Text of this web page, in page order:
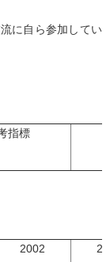
に自ら参加してい
指標
2002